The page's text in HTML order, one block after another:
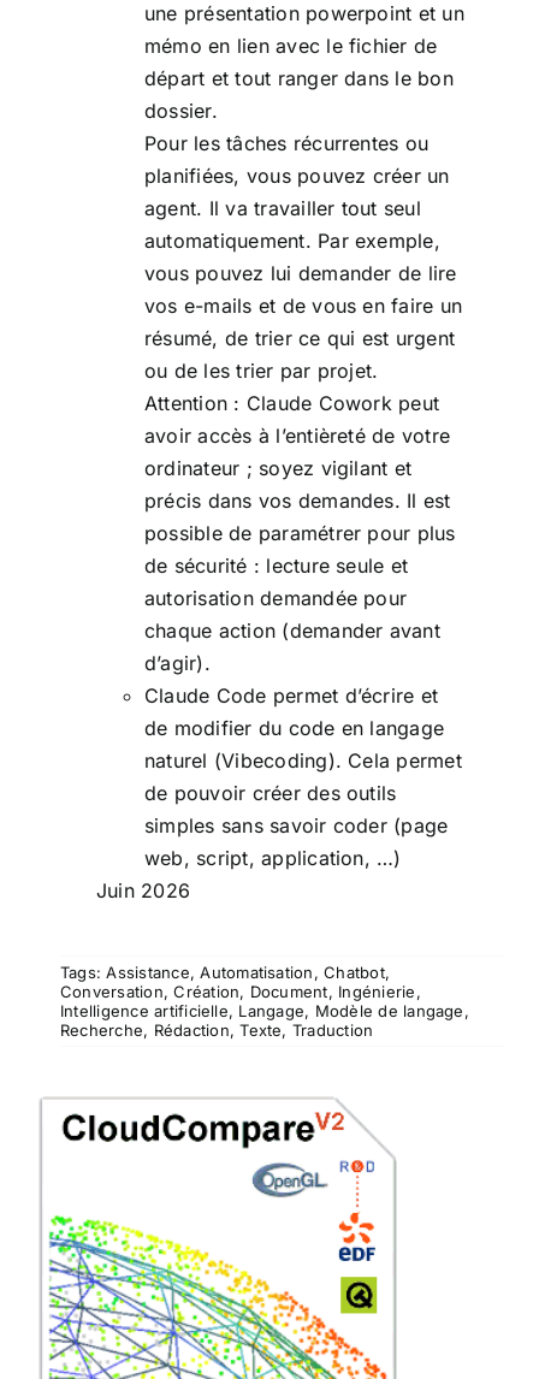
une présentation powerpoint et un
mémo en lien avec le fichier de
départ et tout ranger dans le bon
dossier.
Pour les tâches récurrentes ou
planifiées, vous pouvez créer un
agent. Il va travailler tout seul
automatiquement. Par exemple,
vous pouvez lui demander de lire
vos e-mails et de vous en faire un
résumé, de trier ce qui est urgent
ou de les trier par projet.
Attention : Claude Cowork peut
avoir accès à l’entièreté de votre
ordinateur ; soyez vigilant et
précis dans vos demandes. Il est
possible de paramétrer pour plus
de sécurité : lecture seule et
autorisation demandée pour
chaque action (demander avant
d’agir).
Claude Code permet d’écrire et
de modifier du code en langage
naturel (Vibecoding). Cela permet
de pouvoir créer des outils
simples sans savoir coder (page
web, script, application, …)
Juin 2026
Tags:Assistance,Automatisation,Chatbot,
Conversation,Création, Document, Ingénierie,
Intelligence artificielle, Langage, Modèle de langage,
Recherche, Rédaction,Texte, Traduction
CloudCompare